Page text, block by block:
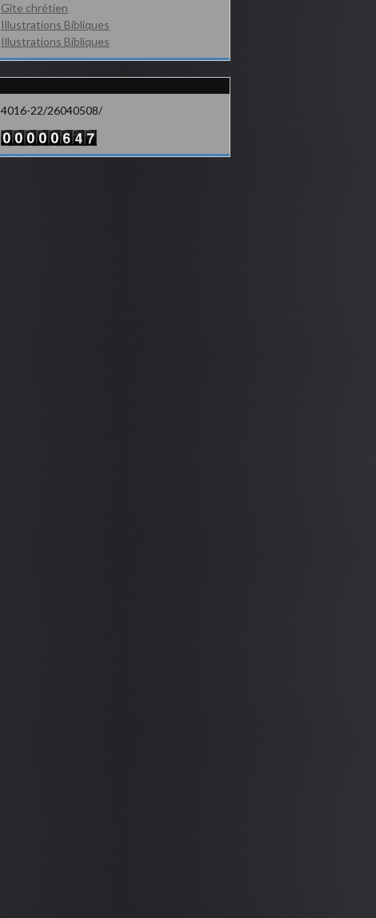
Gîte chrétien
Illustrations Bibliques
Illustrations Bibliques
4016-22/26040508/